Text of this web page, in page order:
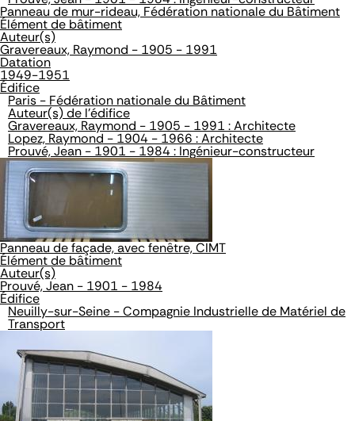
Panneau de mur-rideau, Fédération nationale du Bâtiment
Élément de bâtiment
Auteur(s)
Gravereaux, Raymond - 1905 - 1991
Datation
1949-1951
Édifice
Paris - Fédération nationale du Bâtiment
Auteur(s) de l'édifice
Gravereaux, Raymond - 1905 - 1991 : Architecte
Lopez, Raymond - 1904 - 1966 : Architecte
Prouvé, Jean - 1901 - 1984 : Ingénieur-constructeur
Panneau de façade, avec fenêtre, CIMT
Élément de bâtiment
Auteur(s)
Prouvé, Jean - 1901 - 1984
Édifice
Neuilly-sur-Seine - Compagnie Industrielle de Matériel de
Transport